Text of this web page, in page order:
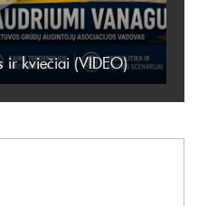
ir kviečiai (VIDEO)